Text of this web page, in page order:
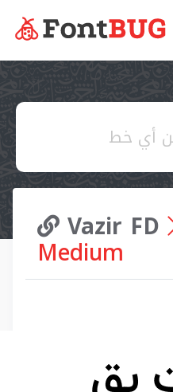
Vazir FD
Medium